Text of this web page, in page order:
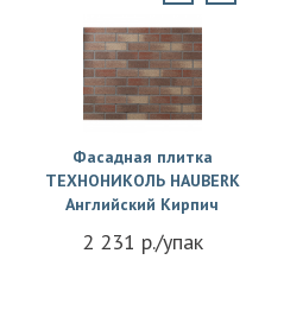
Фасадная плитка
ТЕХНОНИКОЛЬ HAUBERK
Английский Кирпич
2 231 р./упак